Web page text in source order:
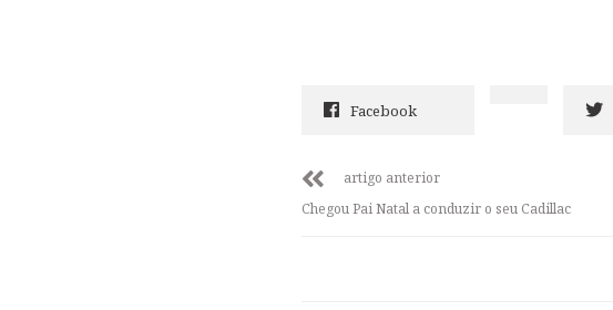
Facebook
artigo anterior
Chegou Pai Natal a conduzir o seu Cadillac